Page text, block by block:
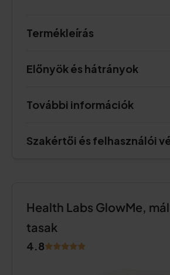
Termékleírás
Előnyök és hátrányok
További információk
Szakértői és felhasználói
Health Labs GlowMe,
tasak
4.8